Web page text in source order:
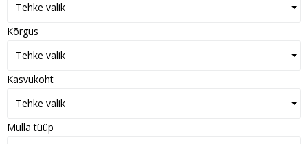
Tehke valik
Kõrgus
Tehke valik
Kasvukoht
Tehke valik
Mulla tüüp